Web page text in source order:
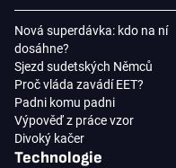
Nová superdávka: kdo na ní
dosáhne?
Sjezd sudetských Němců
Proč vláda zavádí EET?
Padni komu padni
Výpověď z práce vzor
Divoký kačer
Technologie